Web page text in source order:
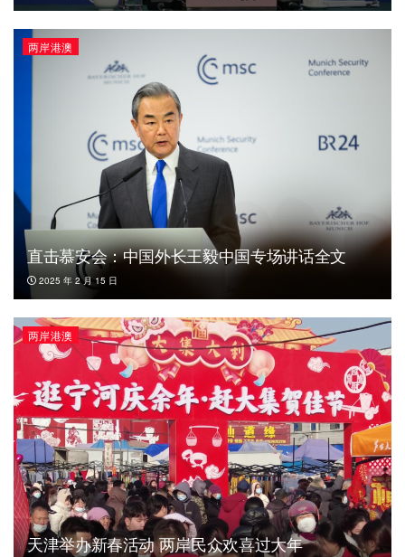
两岸港澳
直击慕安会：中国外长王毅中国专场讲话全文
2025 年 2 月 15 日
两岸港澳
天津举办新春活动 两岸民众欢喜过大年